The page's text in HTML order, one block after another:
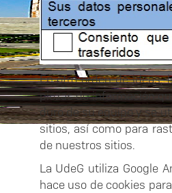
En otro orden de ideas,
piezas de información
duro de su equipo y se
sitios, así como para
de nuestros sitios.
La UdeG utiliza Google
hace uso de cookies